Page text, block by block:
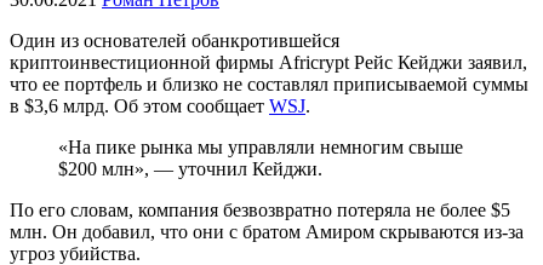
Один из основателей обанкротившейся
криптоинвестиционной фирмы Africrypt Рейс Кейджи заявил,
что ее портфель и близко не составлял приписываемой суммы
в $3,6 млрд. Об этом сообщает WSJ.
«На пике рынка мы управляли немногим свыше
$200 млн», — уточнил Кейджи.
По его словам, компания безвозвратно потеряла не более $5
млн. Он добавил, что они с братом Амиром скрываются из-за
угроз убийства.